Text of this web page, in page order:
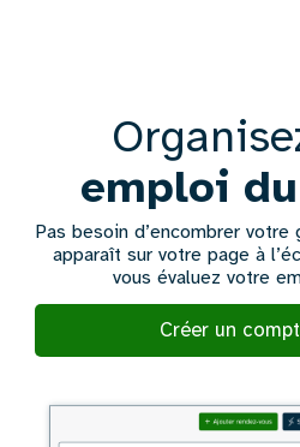
emploi
Pas besoin d’encombrer
apparaît sur votre page à
vous évaluez votre
Créer un